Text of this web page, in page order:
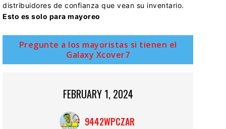
distribuidores de confianza que vean su inventario.
Esto es solo para mayoreo
Pregunte a los mayoristas si tienen el
Galaxy Xcover7
FEBRUARY 1, 2024
9442WPCZAR